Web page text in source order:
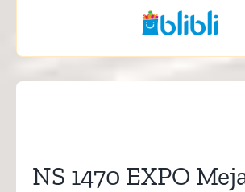
NS 1470 EXPO